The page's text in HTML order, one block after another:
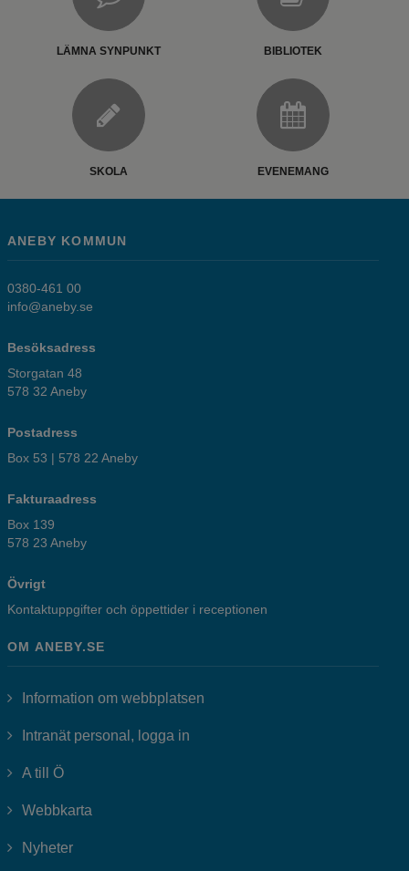
LÄMNA SYNPUNKT BIBLIOTEK
SKOLA EVENEMANG
ANEBY KOMMUN
0380-461 00
info@aneby.se
Besöksadress
Storgatan 48
578 32 Aneby
Postadress
Box 53 | 578 22 Aneby
Fakturaadress
Box 139
578 23 Aneby
Övrigt
Kontaktuppgifter och öppettider i receptionen
OM ANEBY.SE
Information om webbplatsen
Intranät personal, logga in
A till Ö
Webbkarta
Nyheter